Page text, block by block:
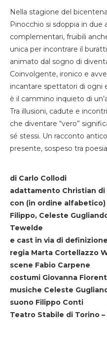
Nella stagione del
Pinocchio si sdoppia in
complementari, fruibili
unica per incontrare il
animato dal sogno di
Coinvolgente, ironico e
incantare spettatori di ogni
è il cammino inquieto di
Tra illusioni, cadute e
che diventare “vero”
sé stessi. Un racconto
presente, sospeso tra
di Carlo Collodi
adattamento Christian di
con (in ordine
Filippo, Celeste
Tewelde
e cast in via di definizione
regia Marta Cortellazzo
scene Fabio Carpene
costumi Giovanna
musiche Celeste
suono Filippo Conti
Teatro Stabile di Torino